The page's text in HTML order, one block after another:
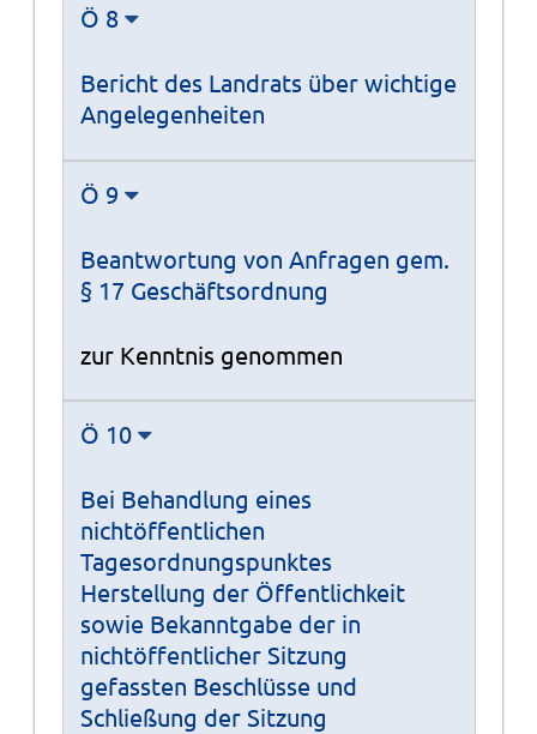
Ö 8
Bericht des Landrats über wichtige
Angelegenheiten
Ö 9
Beantwortung von Anfragen gem.
§ 17 Geschäftsordnung
zur Kenntnis genommen
Ö 10
Bei Behandlung eines
nichtöffentlichen
Tagesordnungspunktes
Herstellung der Öffentlichkeit
sowie Bekanntgabe der in
nichtöffentlicher Sitzung
gefassten Beschlüsse und
Schließung der Sitzung